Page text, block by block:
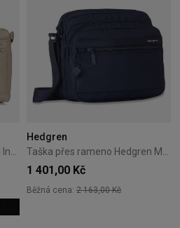
Hedgren
1 401,00 Kč
Běžná cena: 2 163,00 Kč